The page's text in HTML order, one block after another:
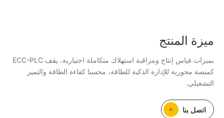
ميزة المنتج
بميزات قياس إنتاج ومراقبة استهلاك متكاملة اختيارية، يقف ECC-PLC
كمنصة محورية للإدارة الذكية للطاقة، محسنا كفاءة الطاقة والتميز
التشغيلي.
اتصل بنا